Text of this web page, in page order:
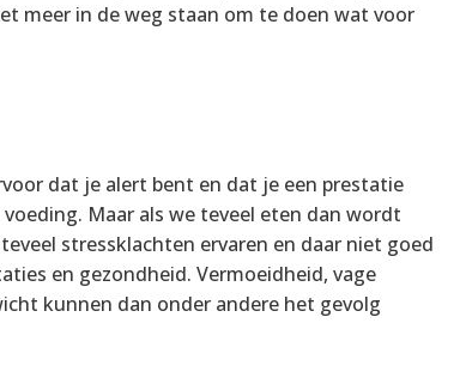
meer in de weg staan om te doen wat voor
dat je alert bent en dat je een prestatie
Maar als we teveel eten dan wordt
stressklachten ervaren en daar niet goed
en gezondheid. Vermoeidheid, vage
kunnen dan onder andere het gevolg